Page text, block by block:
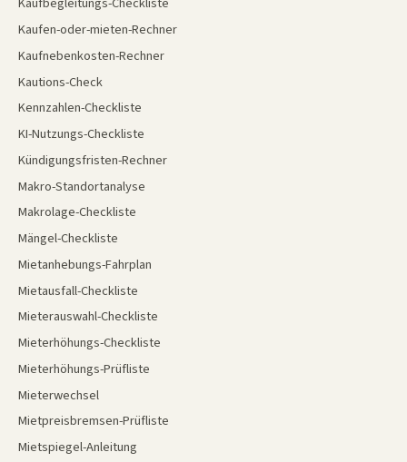
Kaufen-oder-mieten-Rechner
Kaufnebenkosten-Rechner
Kautions-Check
Kennzahlen-Checkliste
KI-Nutzungs-Checkliste
Kündigungsfristen-Rechner
Makro-Standortanalyse
Makrolage-Checkliste
Mängel-Checkliste
Mietanhebungs-Fahrplan
Mietausfall-Checkliste
Mieterauswahl-Checkliste
Mieterhöhungs-Checkliste
Mieterhöhungs-Prüfliste
Mieterwechsel
Mietpreisbremsen-Prüfliste
Mietspiegel-Anleitung